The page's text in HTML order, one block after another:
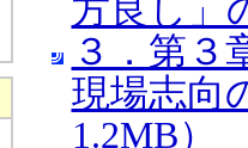
方良し」
３．第
現場志向
1.2MB）